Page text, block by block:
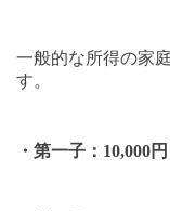
一般的な所得の家
す。
・第一子： 10,000円